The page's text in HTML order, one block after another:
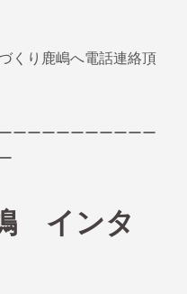
くり鹿嶋へ電話連絡頂
ーーーーーーーーーー
インタ